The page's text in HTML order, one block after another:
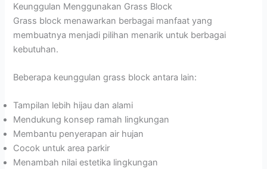
Keunggulan Menggunakan Grass Block
Grass block menawarkan berbagai manfaat yang
membuatnya menjadi pilihan menarik untuk berbagai
kebutuhan.
Beberapa keunggulan grass block antara lain:
Tampilan lebih hijau dan alami
Mendukung konsep ramah lingkungan
Membantu penyerapan air hujan
Cocok untuk area parkir
Menambah nilai estetika lingkungan